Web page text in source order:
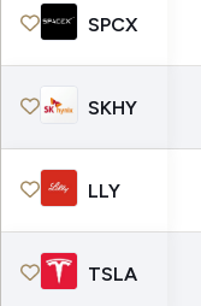
SPCX
SKHY
LLY
TSLA